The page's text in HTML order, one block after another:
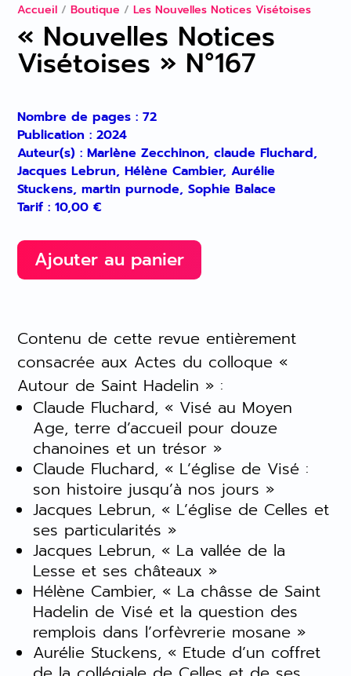
Accueil /Boutique /Les Nouvelles Notices Visétoises
« Nouvelles Notices
Visétoises » N°167
Nombre de pages : 72
Publication : 2024
Auteur(s) : Marlène Zecchinon, claude Fluchard,
Jacques Lebrun, Hélène Cambier, Aurélie
Stuckens, martin purnode, Sophie Balace
Tarif :10,00€
Ajouter au panier
Contenu de cette revue entièrement
consacrée aux Actes du colloque «
Autour de Saint Hadelin » :
Claude Fluchard, « Visé au Moyen
Age, terre d’accueil pour douze
chanoines et un trésor »
Claude Fluchard, « L’église de Visé :
son histoire jusqu’à nos jours »
Jacques Lebrun, « L’église de Celles et
ses particularités »
Jacques Lebrun, « La vallée de la
Lesse et ses châteaux »
Hélène Cambier, « La châsse de Saint
Hadelin de Visé et la question des
remplois dans l’orfèvrerie mosane »
Aurélie Stuckens, « Etude d’un coffret